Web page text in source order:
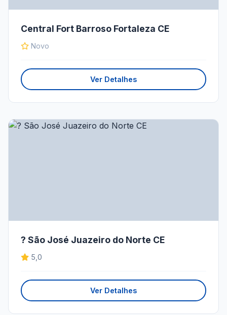
Central Fort Barroso Fortaleza CE
Novo
Ver Detalhes
? São José Juazeiro do Norte CE
5,0
Ver Detalhes